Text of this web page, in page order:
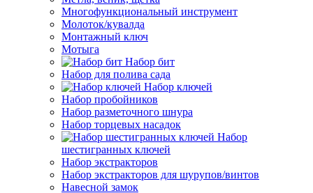
Многофункциональный инструмент
Молоток/кувалда
Монтажный ключ
Мотыга
Набор бит
Набор для полива сада
Набор ключей
Набор пробойников
Набор разметочного шнура
Набор торцевых насадок
Набор
шестигранных ключей
Набор экстракторов
Набор экстракторов для шурупов/винтов
Навесной замок